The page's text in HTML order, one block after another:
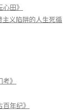
田》
主义陷阱的人生死循
》
年纪》